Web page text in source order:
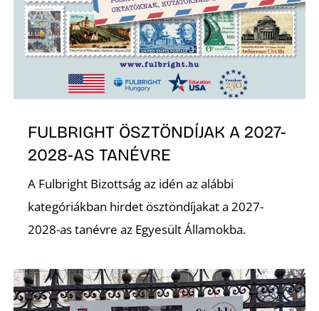
FULBRIGHT ÖSZTÖNDÍJAK A 2027-
2028-AS TANÉVRE
A Fulbright Bizottság az idén az alábbi
kategóriákban hirdet ösztöndíjakat a 2027-
2028-as tanévre az Egyesült Államokba.